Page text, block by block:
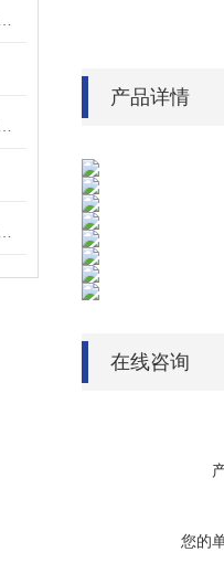
产品详情
在线咨询
您的